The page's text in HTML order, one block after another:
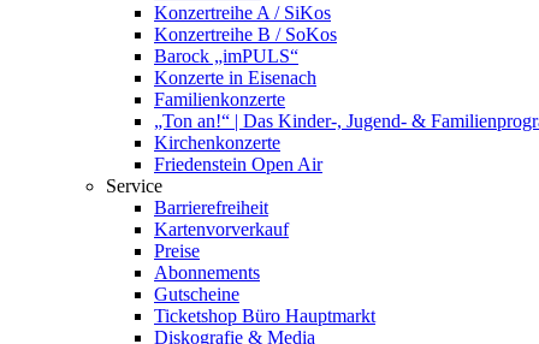
Konzertreihe A / SiKos
Konzertreihe B / SoKos
Barock „imPULS“
Konzerte in Eisenach
Familienkonzerte
„Ton an!“ | Das Kinder-, Jugend- &
Kirchenkonzerte
Friedenstein Open Air
Service
Barrierefreiheit
Kartenvorverkauf
Preise
Abonnements
Gutscheine
Ticketshop Büro Hauptmarkt
Diskografie & Media